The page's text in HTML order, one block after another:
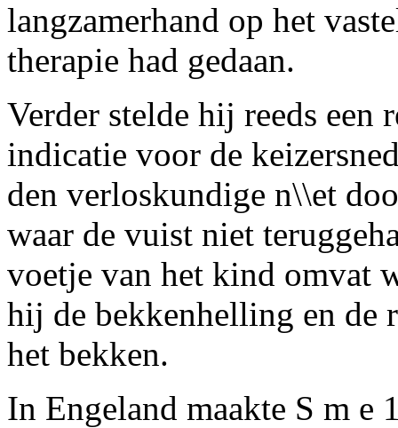
langzamerhand op het
therapie had gedaan.
Verder stelde hij reeds een
indicatie voor de
den verloskundige n\\et
waar de vuist niet
voetje van het kind omvat
hij de bekkenhelling en de
het bekken.
In Engeland maakte S m e